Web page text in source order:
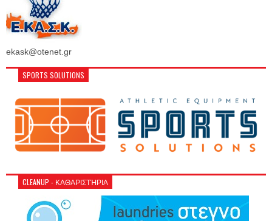
ekask@otenet.gr
SPORTS SOLUTIONS
CLEANUP - ΚΑΘΑΡΙΣΤΉΡΙΑ